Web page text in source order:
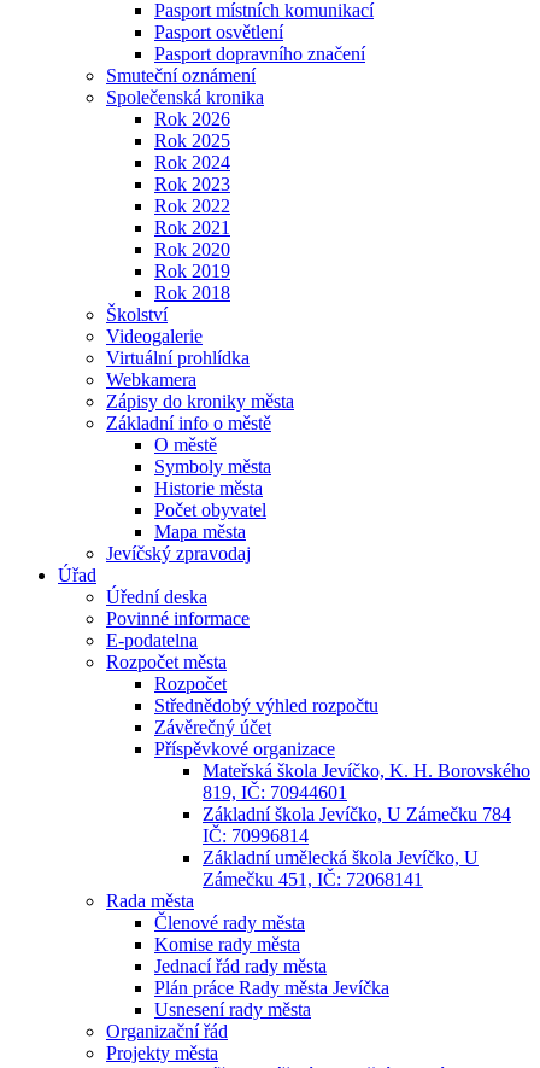
Pasport místních komunikací
Pasport osvětlení
Pasport dopravního značení
Smuteční oznámení
Společenská kronika
Rok 2026
Rok 2025
Rok 2024
Rok 2023
Rok 2022
Rok 2021
Rok 2020
Rok 2019
Rok 2018
Školství
Videogalerie
Virtuální prohlídka
Webkamera
Zápisy do kroniky města
Základní info o městě
O městě
Symboly města
Historie města
Počet obyvatel
Mapa města
Jevíčský zpravodaj
Úřad
Úřední deska
Povinné informace
E-podatelna
Rozpočet města
Rozpočet
Střednědobý výhled rozpočtu
Závěrečný účet
Příspěvkové organizace
Mateřská škola Jevíčko, K. H. Borovského
819, IČ: 70944601
Základní škola Jevíčko, U Zámečku 784
IČ: 70996814
Základní umělecká škola Jevíčko, U
Zámečku 451, IČ: 72068141
Rada města
Členové rady města
Komise rady města
Jednací řád rady města
Plán práce Rady města Jevíčka
Usnesení rady města
Organizační řád
Projekty města